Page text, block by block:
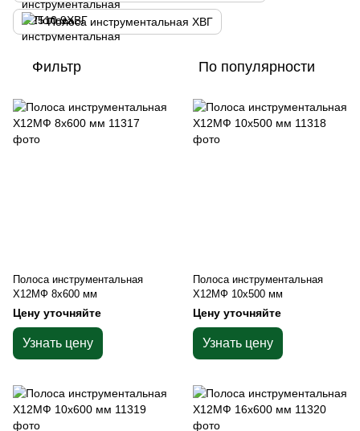
Полоса инструментальная ХВГ
Фильтр По популярности
Полоса инструментальная
Х12МФ 8х600 мм
Цену уточняйте
Узнать цену
Полоса инструментальная
Х12МФ 10х500 мм
Цену уточняйте
Узнать цену